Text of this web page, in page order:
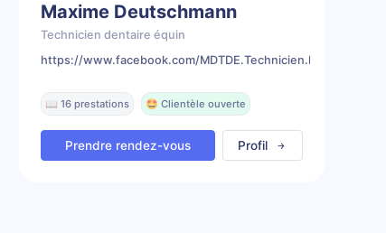
Maxime Deutschmann
Technicien dentaire équin
https://www.facebook.com/MDTDE.Technicien.Dentaire.Equin
📖 16 prestations 🤩 Clientèle ouverte
Prendre rendez-vous Profil